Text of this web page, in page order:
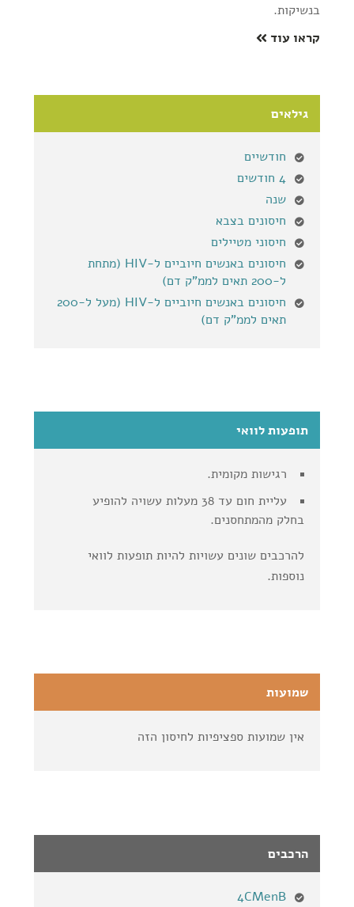
בנשיקות.
קראו עוד
גילאים
חודשיים
4 חודשים
שנה
חיסונים בצבא
חיסוני מטיילים
חיסונים באנשים חיוביים ל-HIV (מתחת
ל-200 תאים לממ"ק דם)
חיסונים באנשים חיוביים ל-HIV (מעל ל-200
תאים לממ"ק דם)
תופעות לוואי
רגישות מקומית.
עליית חום עד 38 מעלות עשויה להופיע
בחלק מהמתחסנים.
להרכבים שונים עשויות להיות תופעות לוואי
נוספות.
שמועות
אין שמועות ספציפיות לחיסון הזה
הרכבים
4CMenB